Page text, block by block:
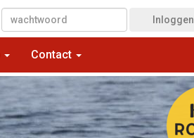
Inloggen
Contact